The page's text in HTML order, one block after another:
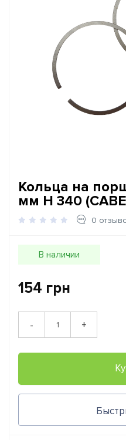
Кольца на
мм H 340
0
В наличии
154 грн
- +